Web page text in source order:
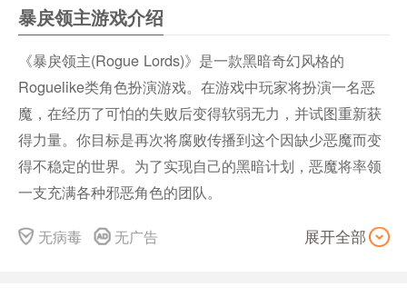
暴戾领主游戏介绍
《暴戾领主(Rogue Lords)》是一款黑暗奇幻风格的
Roguelike类角色扮演游戏。在游戏中玩家将扮演一名恶
魔，在经历了可怕的失败后变得软弱无力，并试图重新获
得力量。你目标是再次将腐败传播到这个因缺少恶魔而变
得不稳定的世界。为了实现自己的黑暗计划，恶魔将率领
一支充满各种邪恶角色的团队。
游戏背景
无病毒 无广告 展开全部